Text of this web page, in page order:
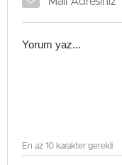
En az 10 karakter gerekli